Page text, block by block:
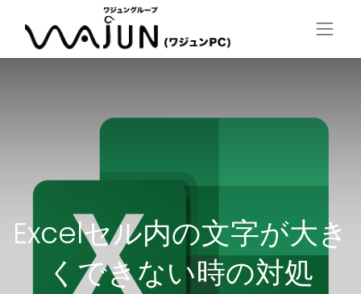
Excelセル内の文字が大き
くできない時の対処